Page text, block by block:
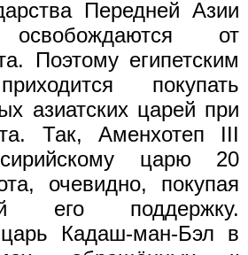
Передней Азии
освобождаются от
Поэтому египетским
покупать
азиатских царей при
Так, Аменхотеп III
царю 20
очевидно, покупая
его поддержку.
царь Кадаш-ман-Бэл в